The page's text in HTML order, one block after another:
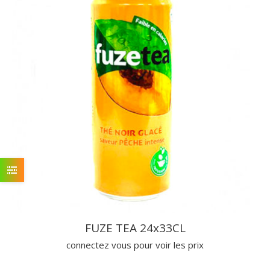
FUZE TEA 24x33CL
connectez vous pour voir les prix